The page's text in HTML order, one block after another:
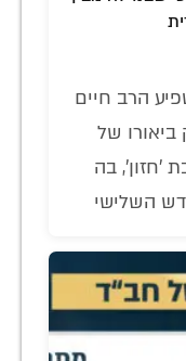
הרב חיים
ביאורו של
'חזון', בה
השלישי